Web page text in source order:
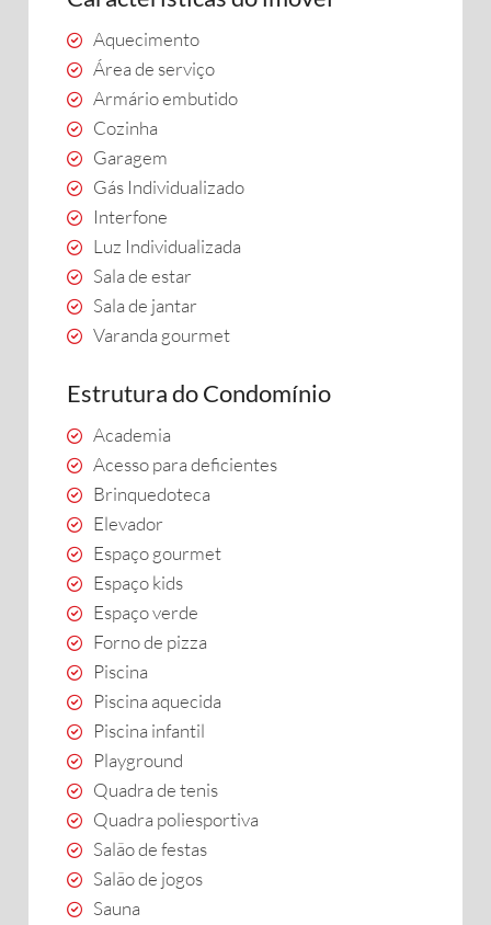
Aquecimento
Área de serviço
Armário embutido
Cozinha
Garagem
Gás Individualizado
Interfone
Luz Individualizada
Sala de estar
Sala de jantar
Varanda gourmet
Estrutura do Condomínio
Academia
Acesso para deficientes
Brinquedoteca
Elevador
Espaço gourmet
Espaço kids
Espaço verde
Forno de pizza
Piscina
Piscina aquecida
Piscina infantil
Playground
Quadra de tenis
Quadra poliesportiva
Salão de festas
Salão de jogos
Sauna